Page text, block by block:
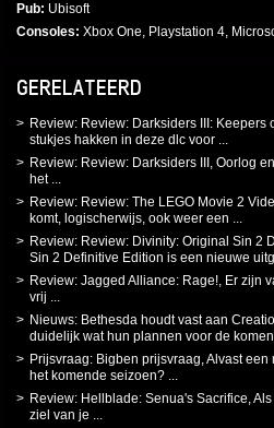
Pub Ubisoft
Consoles Xbox One, Playstation 4,
GERELATEERD
Review: Review: Darksiders III: Keepers
stukjes hakken in deze dlc voor ...
Review: Review: Darksiders III, Oorlog
het ...
Review: Review: The LEGO Movie 2
komt, logischerwijs, ook weer een ...
Review: Review: Divinity: Original Sin 2
Sin 2 Definitive Edition is een nieuwe
Review: Jagged Alliance: Rage!, Er zijn
vrij ...
Nieuws: Bethesda houdt vast aan
duidelijk wat hun plannen voor de
Prijsvraag: Bigben prijsvraag, Alvast
het komende seizoen? ...
Review: Hellblade: Senua's Sacrifice,
ziel van je ...